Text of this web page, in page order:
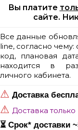
Вы платите
сайте.
Все данные
line, согласно чему:
код, плановая
находится в
личного кабинета.
⚠ Доставка
⚠ Доставка
⏳ Срок* доставки